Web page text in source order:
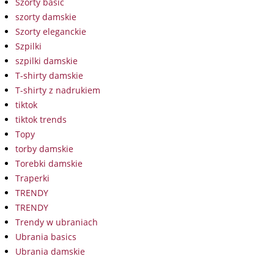
szorty damskie
Szorty eleganckie
Szpilki
szpilki damskie
T-shirty damskie
T-shirty z nadrukiem
tiktok
tiktok trends
Topy
torby damskie
Torebki damskie
Traperki
TRENDY
TRENDY
Trendy w ubraniach
Ubrania basics
Ubrania damskie